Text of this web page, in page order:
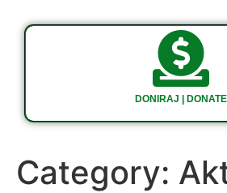
DONIRAJ | DONATE
Category: